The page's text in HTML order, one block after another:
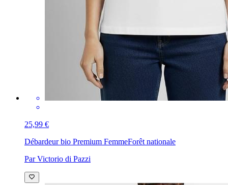
25,99 €
Débardeur bio Premium FemmeForêt nationale
Par Victorio di Pazzi